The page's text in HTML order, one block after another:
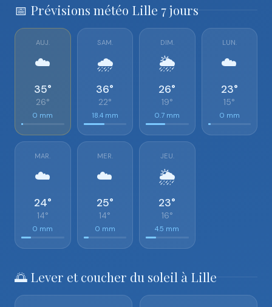
📅 Prévisions météo Lille 7 jours
AUJ.
☁️
35°
26°
0 mm
SAM.
🌧️
36°
22°
18.4 mm
DIM.
🌦️
26°
19°
0.7 mm
LUN.
☁️
23°
15°
0 mm
MAR.
☁️
24°
14°
0 mm
MER.
☁️
25°
14°
0 mm
JEU.
🌦️
23°
16°
4.5 mm
🌅 Lever et coucher du soleil à Lille